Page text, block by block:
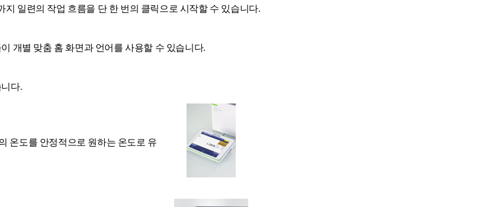
지 일련의 작업 흐름을 단 한 번의 클릭으로 시작할 수 있습니다.
개별 맞춤 홈 화면과 언어를 사용할 수 있습니다.
다.
온도를 안정적으로 원하는 온도로 유